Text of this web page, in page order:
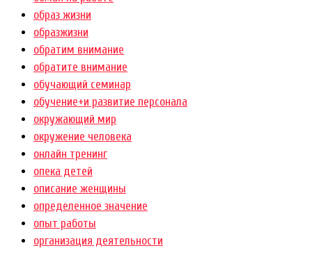
образ жизни
образжизни
обратим внимание
обратите внимание
обучающий семинар
обучение+и развитие персонала
окружающий мир
окружение человека
онлайн тренинг
опека детей
описание женщины
определенное значение
опыт работы
организация деятельности